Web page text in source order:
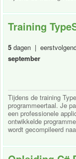
Training
5 dagen |
september
Tijdens de training
programmeertaal. Je
een professionele
ontwikkelde
wordt gecompileerd